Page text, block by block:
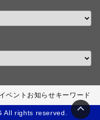
イベント お知らせキーワード
All rights reserved.